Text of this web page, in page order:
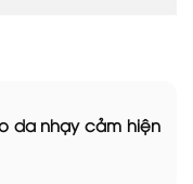
da nhạy cảm hiện